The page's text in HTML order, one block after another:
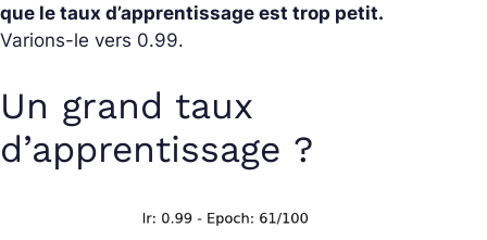
que le taux d’apprentissage est trop petit.
Varions-le vers 0.99.
Un grand taux
d’apprentissage ?